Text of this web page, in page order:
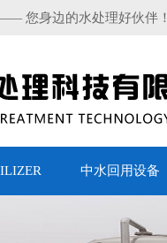
您身边的水处理好伙伴！
中水回用设备